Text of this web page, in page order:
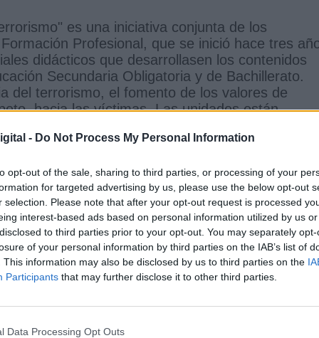
- Do Not Process My Personal Information
opt-out of the sale, sharing to third parties, or processing of your
for targeted advertising by us, please use the below opt-out
selection. Please note that after your opt-out request is processed
interest-based ads based on personal information utilized by us
to third parties prior to your opt-out. You may separately
of your personal information by third parties on the IAB’s list of
This information may also be disclosed by us to third parties on the
Participants that may further disclose it to other third parties.
Data Processing Opt Outs
es una iniciativa conjunta de los
Profesional, que se inició hace tres
didácticos que desarrollasen los contenidos
Secundaria Obligatoria y de Bachillerato.
del terrorismo, el fomento de los valores de
hacia las víctimas. Las unidades están
y gallego.
de 2018 y está destinada a alumnos de
se suman las seis nuevas unidades
como Historia, Valores Éticos,
sesiones e incorpora actividades a realizar
activa del estudiante y a fomentar su
de manera activa el Centro
y la Fundación Víctimas del Terrorismo,
que agrupan a los integrantes del